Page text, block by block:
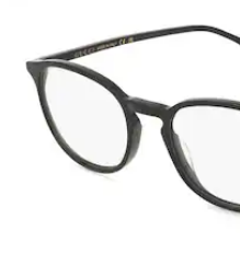
Bewertungen